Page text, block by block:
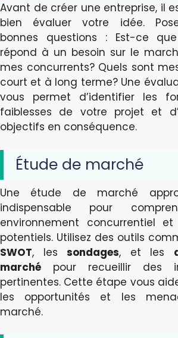
Avant de créer une entreprise, il
bien évaluer votre idée.
bonnes questions : Est-ce
répond à un besoin sur le
mes concurrents? Quels sont
court et à long terme? Une
vous permet d’identifier les
faiblesses de votre projet et
objectifs en conséquence.
Étude de marché
Une étude de marché
indispensable pour
environnement concurrentiel
potentiels. Utilisez des outils
SWOT, lessondages, et les
marché pour recueillir des
pertinentes. Cette étape vous
les opportunités et les
marché.